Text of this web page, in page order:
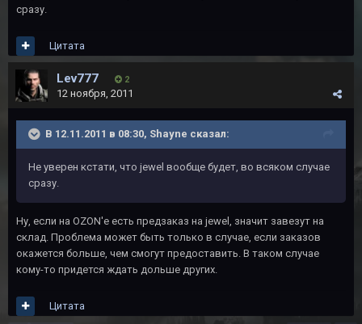
сразу.
Цитата
Lev777 2
12 ноября, 2011
В 12.11.2011 в 08:30, Shayne сказал:
Не уверен кстати, что jewel вообще будет, во всяком случае
сразу.
Ну, если на OZON'e есть предзаказ на jewel, значит завезут на
склад. Проблема может быть только в случае, если заказов
окажется больше, чем смогут предоставить. В таком случае
кому-то придется ждать дольше других.
Цитата